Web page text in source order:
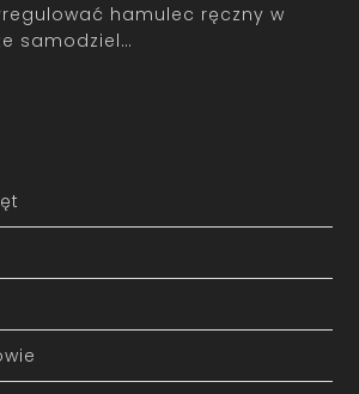
hamulec ręczny w
samodziel…